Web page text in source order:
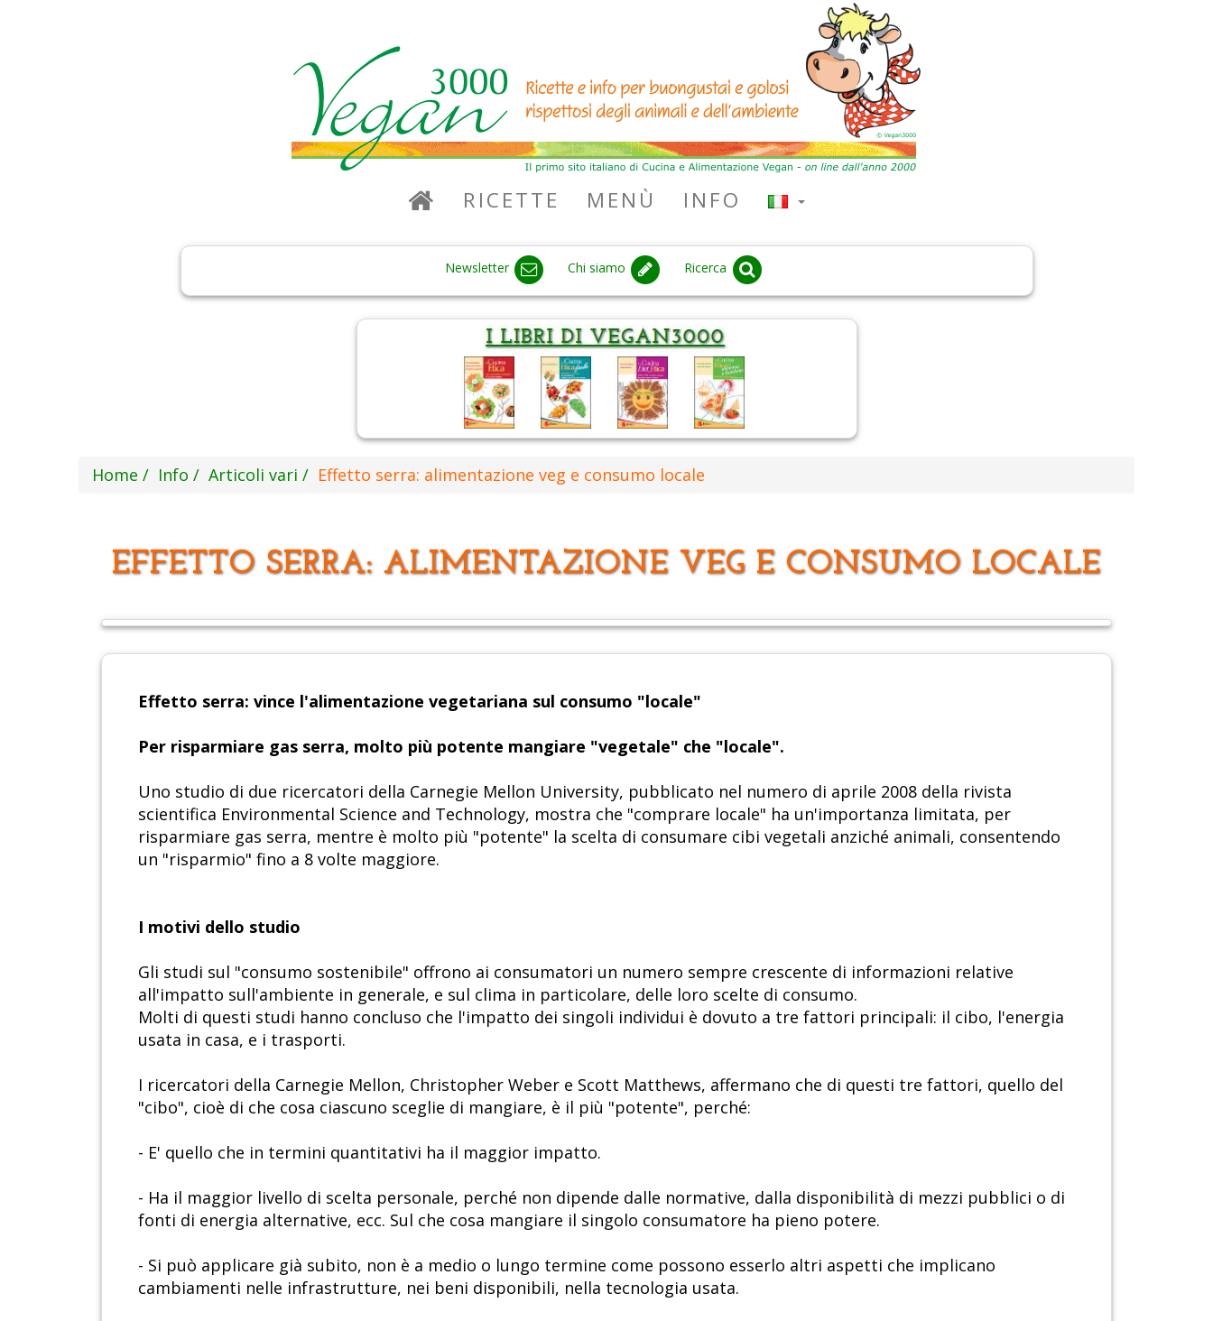
RICETTE MENÙ INFO
Newsletter Chi siamo Ricerca
Home Info Articoli vari Effetto serra: alimentazione veg e consumo locale
EFFETTO SERRA: ALIMENTAZIONE VEG E CONSUMO LOCALE
Effetto serra: vince l'alimentazione vegetariana sul consumo "locale"
Per risparmiare gas serra, molto più potente mangiare "vegetale" che "locale".
Uno studio di due ricercatori della Carnegie Mellon University, pubblicato nel numero di aprile 2008 della rivista
scientifica Environmental Science and Technology, mostra che "comprare locale" ha un'importanza limitata, per
risparmiare gas serra, mentre è molto più "potente" la scelta di consumare cibi vegetali anziché animali, consentendo
un "risparmio" fino a 8 volte maggiore.
I motivi dello studio
Gli studi sul "consumo sostenibile" offrono ai consumatori un numero sempre crescente di informazioni relative
all'impatto sull'ambiente in generale, e sul clima in particolare, delle loro scelte di consumo.
Molti di questi studi hanno concluso che l'impatto dei singoli individui è dovuto a tre fattori principali: il cibo, l'energia
usata in casa, e i trasporti.
I ricercatori della Carnegie Mellon, Christopher Weber e Scott Matthews, affermano che di questi tre fattori, quello del
"cibo", cioè di che cosa ciascuno sceglie di mangiare, è il più "potente", perché:
- E' quello che in termini quantitativi ha il maggior impatto.
- Ha il maggior livello di scelta personale, perché non dipende dalle normative, dalla disponibilità di mezzi pubblici o di
fonti di energia alternative, ecc. Sul che cosa mangiare il singolo consumatore ha pieno potere.
- Si può applicare già subito, non è a medio o lungo termine come possono esserlo altri aspetti che implicano
cambiamenti nelle infrastrutture, nei beni disponibili, nella tecnologia usata.